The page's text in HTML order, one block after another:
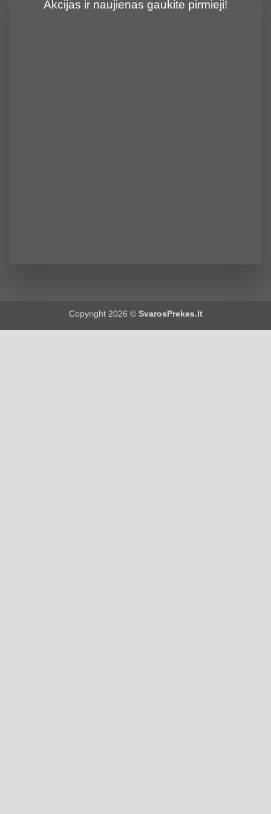
Akcijas ir naujienas gaukite pirmieji!
Copyright 2026 © SvarosPrekes.lt